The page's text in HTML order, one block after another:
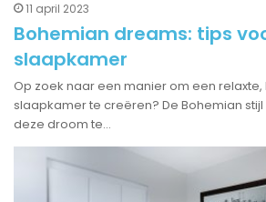
11 april 2023
Bohemian dreams: tips
slaapkamer
Op zoek naar een manier om een relaxte,
slaapkamer te creëren? De Bohemian
deze droom te…